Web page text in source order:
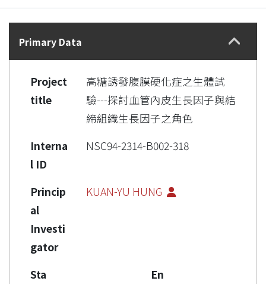
Details
Primary Data
Project
title
高糖誘發腹膜硬化症之生體試
驗---探討血管內皮生長因子與結
締組織生長因子之角色
Interna
l ID
NSC94-2314-B002-318
Princip
al
Investi
gator
KUAN-YU HUNG
Sta
En